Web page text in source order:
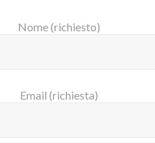
Nome (richiesto)
Email (richiesta)